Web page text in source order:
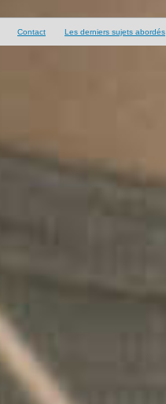
Contact Les derniers sujets abordés